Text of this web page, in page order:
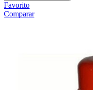
Favorito
Comparar